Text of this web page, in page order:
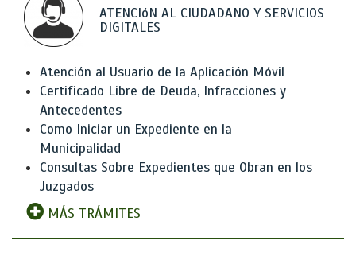
ATENCIóN AL CIUDADANO Y SERVICIOS
DIGITALES
Atención al Usuario de la Aplicación Móvil
Certificado Libre de Deuda, Infracciones y
Antecedentes
Como Iniciar un Expediente en la
Municipalidad
Consultas Sobre Expedientes que Obran en los
Juzgados
MÁS TRÁMITES